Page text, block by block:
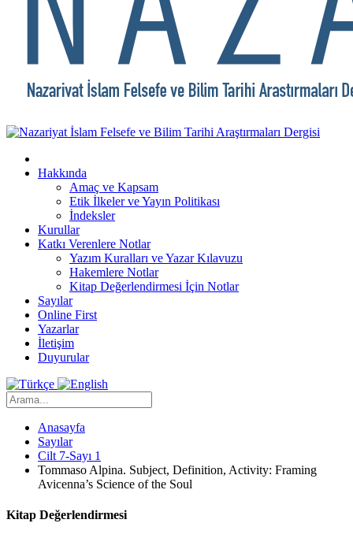
Hakkında
Amaç ve Kapsam
Etik İlkeler ve Yayın Politikası
İndeksler
Kurullar
Katkı Verenlere Notlar
Yazım Kuralları ve Yazar Kılavuzu
Hakemlere Notlar
Kitap Değerlendirmesi İçin Notlar
Sayılar
Online First
Yazarlar
İletişim
Duyurular
Anasayfa
Sayılar
Cilt 7-Sayı 1
Tommaso Alpina. Subject, Definition, Activity: Framing
Avicenna’s Science of the Soul
Kitap Değerlendirmesi